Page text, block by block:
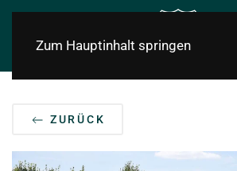
Zum Hauptinhalt springen
ZURÜCK